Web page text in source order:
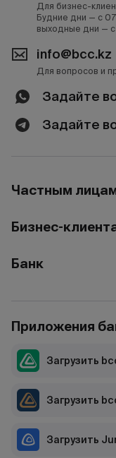
Для бизнес-
Будние дни — с
выходные дни —
info@bcc.kz
Для вопросов и
Задайте
Задайте
Частным
Бизнес-
Банк
Приложения
Загрузить
Загрузить
Загрузить